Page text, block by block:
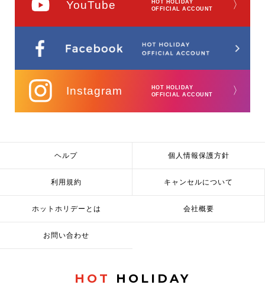
YouTube
HOT HOLIDAY
OFFICIAL ACCOUNT
〉
Instagram
HOT HOLIDAY
OFFICIAL ACCOUNT
〉
ヘルプ 個人情報保護方針
利用規約 キャンセルについて
ホットホリデーとは 会社概要
お問い合わせ
HOT HOLIDAY